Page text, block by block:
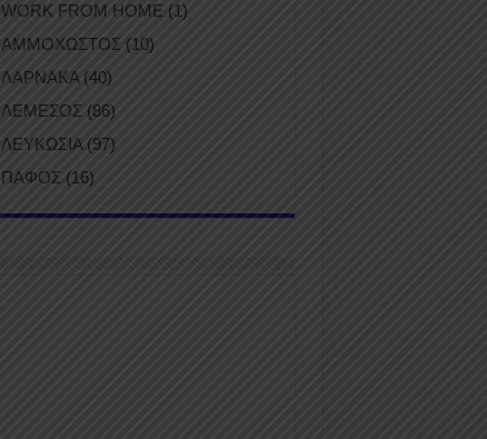
WORK FROM HOME (1)
ΑΜΜΟΧΩΣΤΟΣ (10)
ΛΑΡΝΑΚΑ (40)
ΛΕΜΕΣΟΣ (86)
ΛΕΥΚΩΣΙΑ(97)
ΠΑΦΟΣ (16)